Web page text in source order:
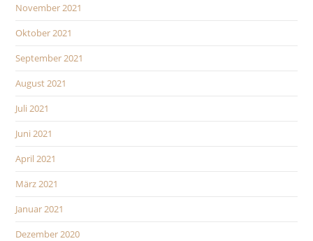
November 2021
Oktober 2021
September 2021
August 2021
Juli 2021
Juni 2021
April 2021
März 2021
Januar 2021
Dezember 2020